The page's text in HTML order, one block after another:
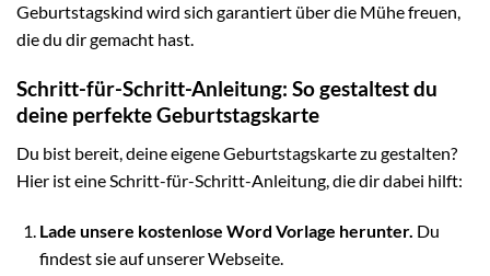
Geburtstagskind wird sich garantiert über die Mühe freuen,
die du dir gemacht hast.
Schritt-für-Schritt-Anleitung: So gestaltest du
deine perfekte Geburtstagskarte
Du bist bereit, deine eigene Geburtstagskarte zu gestalten?
Hier ist eine Schritt-für-Schritt-Anleitung, die dir dabei hilft:
Lade unsere kostenlose Word Vorlage herunter. Du
findest sie auf unserer Webseite.